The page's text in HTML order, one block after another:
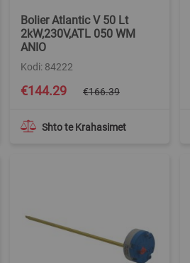
Bolier Atlantic V 50 Lt
2kW,230V,ATL 050 WM
ANIO
Kodi: 84222
Shto te Krahasimet
Special
Price
€144.29 €166.39